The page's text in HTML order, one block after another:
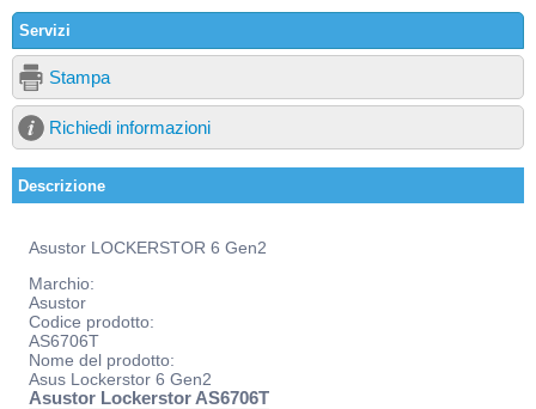
Servizi
Stampa
Richiedi informazioni
Descrizione
Asustor LOCKERSTOR 6 Gen2
Marchio:
Asustor
Codice prodotto:
AS6706T
Nome del prodotto:
Asus Lockerstor 6 Gen2
Asustor Lockerstor AS6706T